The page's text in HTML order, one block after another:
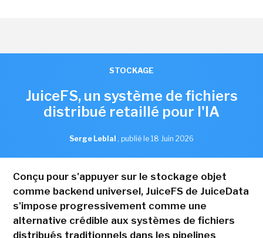
STOCKAGE
JuiceFS, un système de fichiers
distribué retaillé pour l'IA
Serge Leblal , publié le 18 Juin 2026
Conçu pour s'appuyer sur le stockage objet
comme backend universel, JuiceFS de JuiceData
s'impose progressivement comme une
alternative crédible aux systèmes de fichiers
distribués traditionnels dans les pipelines